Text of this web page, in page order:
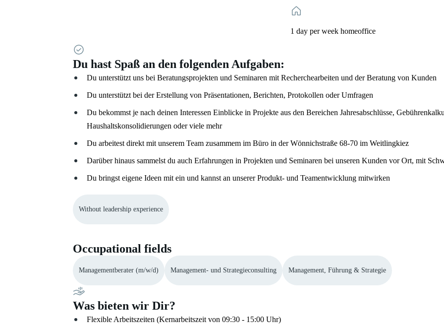
1 day per week homeoffice
Du hast Spaß an den folgenden Aufgaben:
Du unterstützt uns bei Beratungsprojekten und Seminaren mit Recherchearbeiten und der Beratung von Kunden
Du unterstützt bei der Erstellung von Präsentationen, Berichten, Protokollen oder Umfragen
Du bekommst je nach deinen Interessen Einblicke in Projekte aus den Bereichen Jahresabschlüsse,
Haushaltskonsolidierungen oder viele mehr
Du arbeitest direkt mit unserem Team zusammem im Büro in der Wönnichstraße 68-70 im Weitlingkiez
Darüber hinaus sammelst du auch Erfahrungen in Projekten und Seminaren bei unseren Kunden vor Ort, mit
Du bringst eigene Ideen mit ein und kannst an unserer Produkt- und Teamentwicklung mitwirken
Without leadership experience
Occupational fields
Managementberater (m/w/d) Management- und Strategieconsulting Management, Führung & Strategie
Was bieten wir Dir?
Flexible Arbeitszeiten (Kernarbeitszeit von 09:30 - 15:00 Uhr)